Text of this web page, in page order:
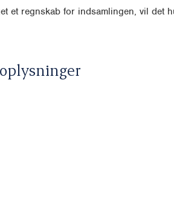
et regnskab for indsamlingen, vil det